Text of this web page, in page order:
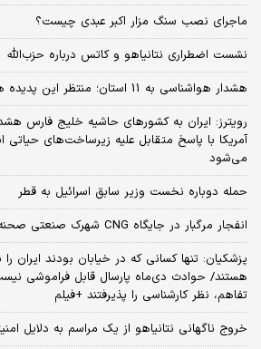
ماجرای نصب سنگ مزار اکبر عبدی چیست؟
نشست اضطراری نتانیاهو و کاتس درباره حزب‌الله
هشدار هواشناسی به 11 استان؛ منتظر این پدیده هواشناسی باشید
رویترز: ایران به کشورهای حاشیه خلیج فارس
آمریکا با پاسخ متقابل علیه زیرساخت‌های حیاتی
می‌شود
حمله دوباره نخست وزیر سابق اسرائیل به قطر
انفجار مرگبار در جایگاه CNG شهرک صنعتی صحنه + جزئیات
پزشکیان: تنها کسانی که در خیابان بودند ایران
هستند/ حوادث دی‌ماه پارسال قابل فراموشی
تفاهم، نظر کارشناسی را پذیرفتند +فیلم
خروج ناگهانی نتانیاهو از یک مراسم به دلایل